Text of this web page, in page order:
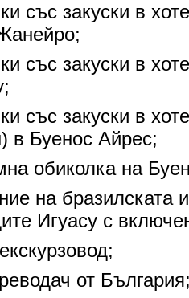
със закуски в
със закуски в
със закуски в
в Буенос Айрес;
обиколка на
на бразилската
Игуасу с
от